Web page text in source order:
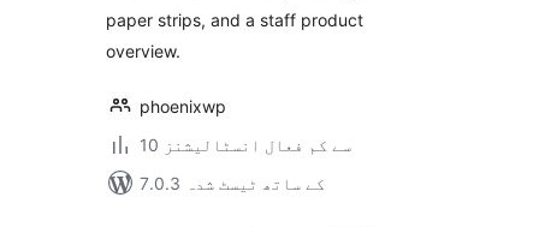
paper strips, and a staff product
overview.
phoenixwp
10 سے کم فعال انسٹالیشنز
7.0.3 کے ساتھ ٹیسٹ شدہ